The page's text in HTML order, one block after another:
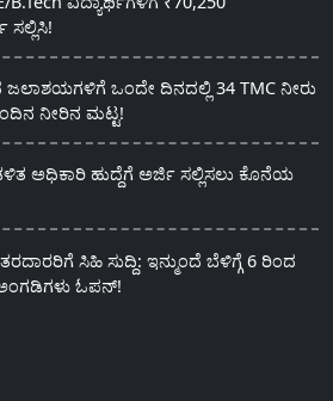
ಸಲ್ಲಿಸಿ!
ಜಲಾಶಯಗಳಿಗೆ ಒಂದೇ ದಿನದಲ್ಲಿ 34 TMC ನೀರು
ನೀರಿನ ಮಟ್ಟ!
ಅಧಿಕಾರಿ ಹುದ್ದೆಗೆ ಅರ್ಜಿ ಸಲ್ಲಿಸಲು ಕೊನೆಯ
ಸಿಹಿ ಸುದ್ದಿ: ಇನ್ಮುಂದೆ ಬೆಳಿಗ್ಗೆ 6 ರಿಂದ
ಓಪನ್!